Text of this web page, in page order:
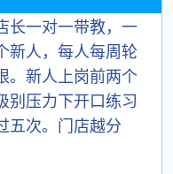
长一对一带教，一
新人，每人每周轮
。新人上岗前两个
别压力下开口练习
五次。门店越分